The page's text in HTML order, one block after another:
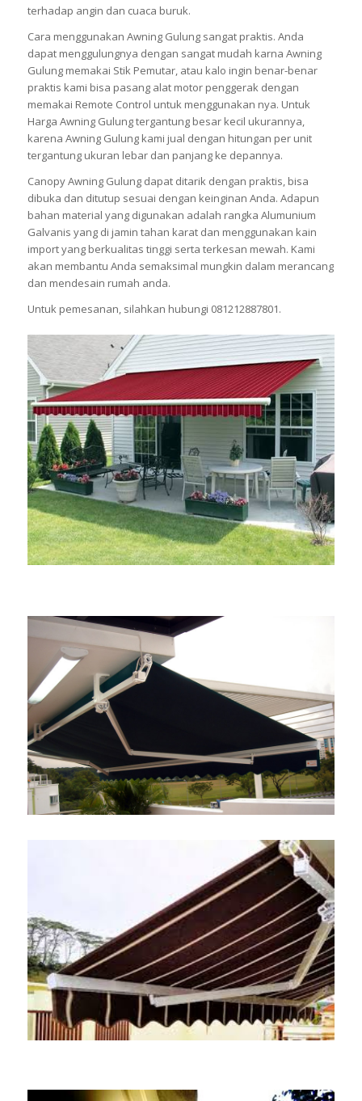
terhadap angin dan cuaca buruk.
Cara menggunakan Awning Gulung sangat praktis. Anda
dapat menggulungnya dengan sangat mudah karna Awning
Gulung memakai Stik Pemutar, atau kalo ingin benar-benar
praktis kami bisa pasang alat motor penggerak dengan
memakai Remote Control untuk menggunakan nya. Untuk
Harga Awning Gulung tergantung besar kecil ukurannya,
karena Awning Gulung kami jual dengan hitungan per unit
tergantung ukuran lebar dan panjang ke depannya.
Canopy Awning Gulung dapat ditarik dengan praktis, bisa
dibuka dan ditutup sesuai dengan keinginan Anda. Adapun
bahan material yang digunakan adalah rangka Alumunium
Galvanis yang di jamin tahan karat dan menggunakan kain
import yang berkualitas tinggi serta terkesan mewah. Kami
akan membantu Anda semaksimal mungkin dalam merancang
dan mendesain rumah anda.
Untuk pemesanan, silahkan hubungi 081212887801.